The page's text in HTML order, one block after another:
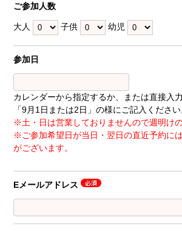
ご参加人数
大人 子供 幼児
参加日
カレンダーから指定するか、または直接入
「9月1日または2日」の様にご記入ください
※土・日は営業しておりませんので週明け
※ご参加希望日が当日・翌日の直近予約に
がございます。
Eメールアドレス